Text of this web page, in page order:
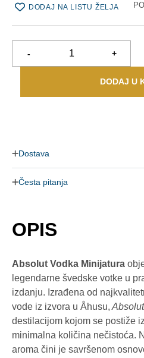
DODAJ NA LISTU ŽELJA
- +
DODAJ U
Dostava
Česta pitanja
OPIS
Absolut Vodka Minijatura
legendarne švedske votke u
izdanju. Izrađena od
vode iz izvora u Åhusu, Absolut
destilacijom kojom se postiže
minimalna količina nečistoća.
aroma čini je savršenom